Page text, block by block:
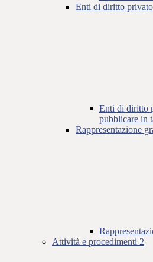
Enti di diritto
Enti di diritto
pubblicare in
Rappresentazione
Attività e procedimenti 2